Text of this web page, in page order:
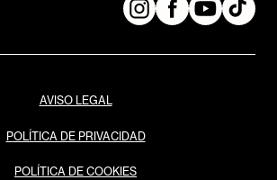
AVISO LEGAL
POLÍTICA DE PRIVACIDAD
POLÍTICA DE COOKIES